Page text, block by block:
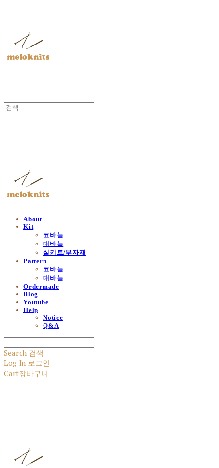
About
Kit
코바늘
대바늘
실키트/부자재
Pattern
코바늘
대바늘
Ordermade
Blog
Youtube
Help
Notice
Q&A
Search 검색
Log In 로그인
Cart장바구니